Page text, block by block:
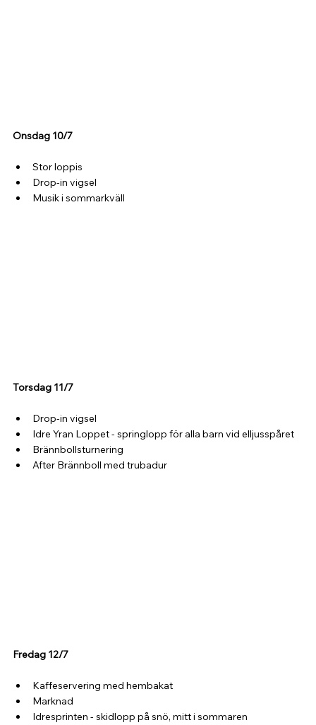
Onsdag 10/7
Stor loppis
Drop-in vigsel
Musik i sommarkväll
Torsdag 11/7
Drop-in vigsel
Idre Yran Loppet - springlopp för alla barn vid elljusspåret
Brännbollsturnering
After Brännboll med trubadur
Fredag 12/7
Kaffeservering med hembakat
Marknad
Idresprinten - skidlopp på snö, mitt i sommaren